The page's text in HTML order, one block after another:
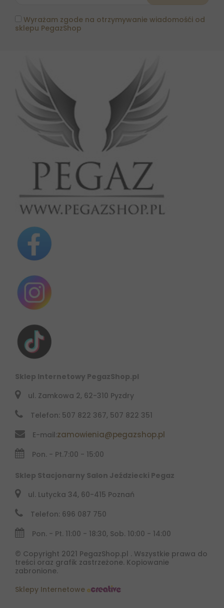
Wyrażam zgode na otrzymywanie wiadomośći od
sklepu PegazShop
Sklep Internetowy PegazShop.pl
ul. Zamkowa 2, 62-310 Pyzdry
Telefon: 507 822 367, 507 822 351
E-mail:zamowienia@pegazshop.pl
Pon. - Pt.7:00 - 15:00
Sklep Stacjonarny Salon Jeździecki Pegaz
ul. Lutycka 34, 60-415 Poznań
Telefon: 696 087 750
Pon. - Pt. 11:00 - 18:30, Sob. 10:00 - 14:00
© Copyright 2021 PegazShop.pl . Wszystkie prawa do
treści oraz grafik zastrzeżone. Kopiowanie
zabronione.
Sklepy Internetowe